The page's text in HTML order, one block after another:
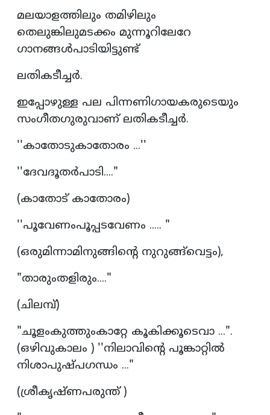
മലയാളത്തിലും തമിഴിലും
തെലുങ്കിലുമടക്കം മുന്നൂറിലേറേ
ഗാനങ്ങൾപാടിയിട്ടുണ്ട്
ലതികടീച്ചർ.
ഇപ്പോഴുള്ള പല പിന്നണിഗായകരുടെയും
സംഗീതഗുരുവാണ് ലതികടീച്ചർ.
''കാതോടുകാതോരം ...''
''ദേവദൂതര്‍പാടി...."
(കാതോട് കാതോരം)
''പൂവേണംപൂപ്പടവേണം ..... "
(ഒരുമിന്നാമിനുങ്ങിന്റെ നുറുങ്ങ്‌വെട്ടം),
"താരുംതളിരും...."
(ചിലമ്പ്)
"ചൂളംകുത്തുംകാറ്റേ കൂകിക്കൂടെവാ ...".
(ഒഴിവുകാലം ) ''നിലാവിന്‍റെ പൂങ്കാറ്റില്‍
നിശാപുഷ്പഗന്ധം ..."
(ശ്രീകൃഷ്ണപരുന്ത് )